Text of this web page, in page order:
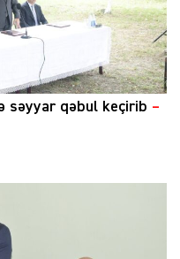
səyyar qəbul keçirib –